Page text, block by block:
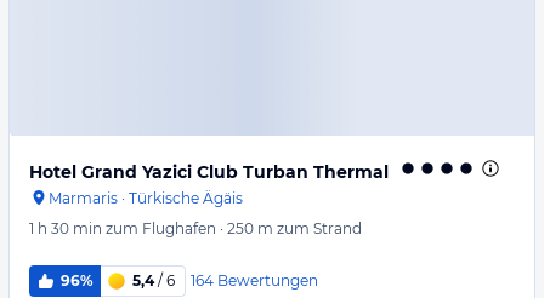
Hotel Grand Yazici Club Turban Thermal
Marmaris · Türkische Ägäis
1 h 30 min zum Flughafen · 250 m zum Strand
96% 5,4/ 6 164 Bewertungen